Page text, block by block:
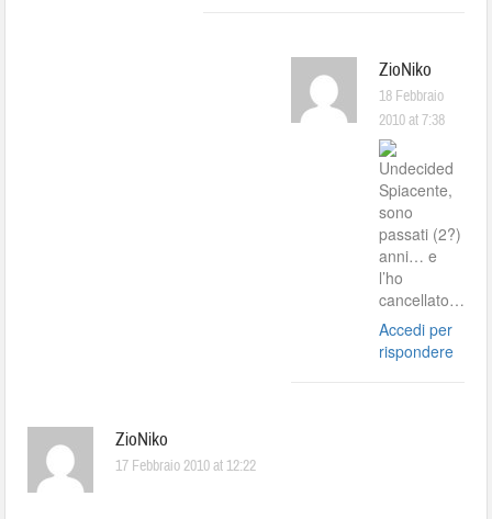
ZioNiko
18 Febbraio
2010 at 7:38
Spiacente,
sono
passati (2?)
anni… e
l’ho
cancellato…
Accedi per
rispondere
ZioNiko
17 Febbraio 2010 at 12:22